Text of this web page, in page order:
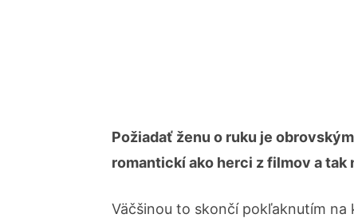
Požiadať ženu o ruku je
romantickí ako herci z filmov a tak
Väčšinou to skončí pokľaknutím na